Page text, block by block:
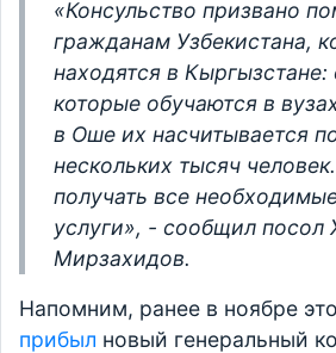
«Консульство призвано
гражданам Узбекистана,
находятся в Кыргызстане:
которые обучаются в
в Оше их насчитывается
нескольких тысяч
получать все
услуги», - сообщил посол
Мирзахидов.
Напомним, ранее в ноябре
прибыл новый генеральный